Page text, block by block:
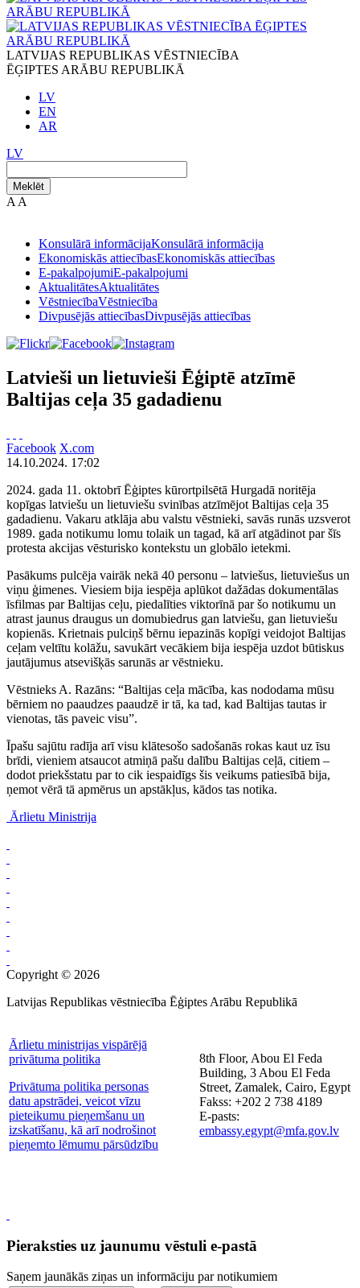
LATVIJAS REPUBLIKAS VĒSTNIECĪBA
ĒĢIPTES ARĀBU REPUBLIKĀ
LV
EN
AR
LV
Meklēt
A A
Konsulārā informācijaKonsulārā informācija
Ekonomiskās attiecībasEkonomiskās attiecības
E-pakalpojumiE-pakalpojumi
AktualitātesAktualitātes
VēstniecībaVēstniecība
Divpusējās attiecībasDivpusējās attiecības
Latvieši un lietuvieši Ēģiptē atzīmē
Baltijas ceļa 35 gadadienu
Facebook X.com
14.10.2024. 17:02
2024. gada 11. oktobrī Ēģiptes kūrortpilsētā Hurgadā noritēja
kopīgas latviešu un lietuviešu svinības atzīmējot Baltijas ceļa 35
gadadienu. Vakaru atklāja abu valstu vēstnieki, savās runās uzsverot
1989. gada notikumu lomu tolaik un tagad, kā arī atgādinot par šīs
protesta akcijas vēsturisko kontekstu un globālo ietekmi.
Pasākums pulcēja vairāk nekā 40 personu – latviešus, lietuviešus un
viņu ģimenes. Viesiem bija iespēja aplūkot dažādas dokumentālas
īsfilmas par Baltijas ceļu, piedalīties viktorīnā par šo notikumu un
atrast jaunus draugus un domubiedrus gan latviešu, gan lietuviešu
kopienās. Krietnais pulciņš bērnu iepazinās kopīgi veidojot Baltijas
ceļam veltītu kolāžu, savukārt vecākiem bija iespēja uzdot būtiskus
jautājumus atsevišķās sarunās ar vēstnieku.
Vēstnieks A. Razāns: “Baltijas ceļa mācība, kas nododama mūsu
bērniem no paaudzes paaudzē ir tā, ka tad, kad Baltijas tautas ir
vienotas, tās paveic visu”.
Īpašu sajūtu radīja arī visu klātesošo sadošanās rokas kaut uz īsu
brīdi, vieniem atsaucot atmiņā pašu dalību Baltijas ceļā, citiem –
dodot priekšstatu par to cik iespaidīgs šis veikums patiesībā bija,
ņemot vērā tā apmērus un apstākļus, kādos tas notika.
Ārlietu Ministrija
Copyright © 2026
Latvijas Republikas vēstniecība Ēģiptes Arābu Republikā
Ārlietu ministrijas vispārējā
privātuma politika
Privātuma politika personas
datu apstrādei, veicot vīzu
pieteikumu pieņemšanu un
izskatīšanu, kā arī nodrošinot
pieņemto lēmumu pārsūdzību
8th Floor, Abou El Feda
Building, 3 Abou El Feda
Street, Zamalek, Cairo, Egypt
Fakss: +202 2 738 4189
E-pasts:
embassy.egypt@mfa.gov.lv
Pieraksties uz jaunumu vēstuli e-pastā
Saņem jaunākās ziņas un informāciju par notikumiem